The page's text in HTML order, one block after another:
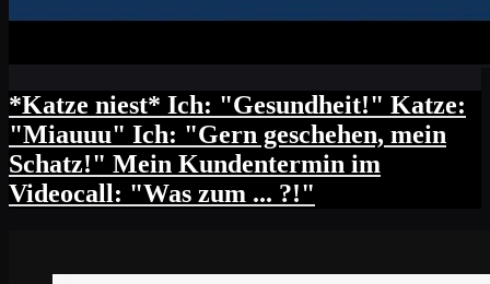
*Katze niest* Ich: "Gesundheit!" Katze:
"Miauuu" Ich: "Gern geschehen, mein
Schatz!" Mein Kundentermin im
Videocall: "Was zum ... ?!"